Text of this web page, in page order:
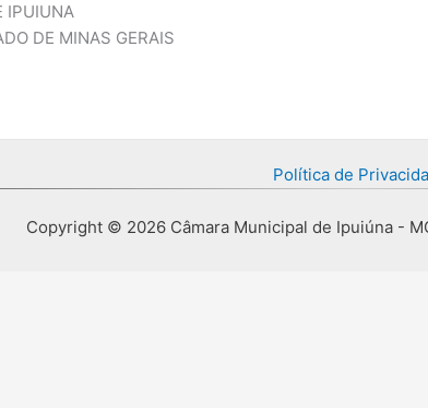
IPUIUNA
DE MINAS GERAIS
Política de
Copyright © 2026 Câmara Municipal de Ipuiúna -